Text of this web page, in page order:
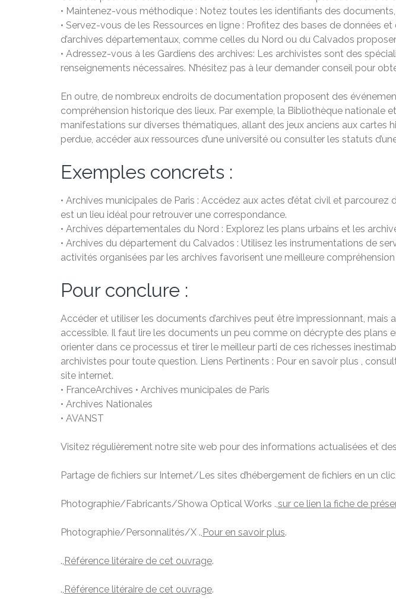
• Maintenez-vous méthodique : Notez toutes les identifiants des
• Servez-vous de les Ressources en ligne : Profitez des bases de données
d’archives départementaux, comme celles du Nord ou du Calvados
• Adressez-vous à les Gardiens des archives: Les archivistes sont des
renseignements nécessaires. N’hésitez pas à leur demander conseil pour
En outre, de nombreux endroits de documentation proposent des
compréhension historique des lieux. Par exemple, la Bibliothèque nationale
manifestations sur diverses thématiques, allant des jeux anciens aux
perdue, accéder aux ressources d’une université ou consulter les statuts
Exemples concrets :
• Archives municipales de Paris : Accédez aux actes d’état civil et
est un lieu idéal pour retrouver une correspondance.
• Archives départementales du Nord : Explorez les plans urbains et les
• Archives du département du Calvados : Utilisez les instrumentations de
activités organisées par les archives favorisent une meilleure
Pour conclure :
Accéder et utiliser les documents d’archives peut être impressionnant,
accessible. Il faut lire les documents un peu comme on décrypte des plans
orienter dans ce processus et tirer le meilleur parti de ces richesses
archivistes pour toute question. Liens Pertinents : Pour en savoir plus ,
site internet.
• FranceArchives • Archives municipales de Paris
• Archives Nationales
• AVANST
Visitez régulièrement notre site web pour des informations actualisées et
Partage de fichiers sur Internet/Les sites d’hébergement de fichiers en un
Photographie/Fabricants/Showa Optical Works .,sur ce lien la fiche de
Photographie/Personnalités/X .,Pour en savoir plus.
.,Référence litéraire de cet ouvrage.
.,Référence litéraire de cet ouvrage.